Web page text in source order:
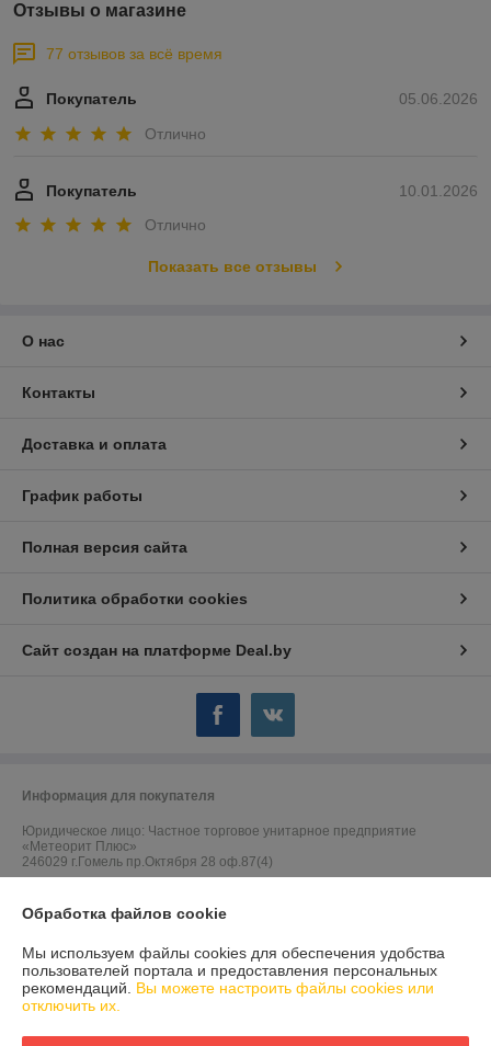
Отзывы о магазине
77 отзывов за всё время
05.06.2026
Покупатель
Отлично
10.01.2026
Покупатель
Отлично
Показать все отзывы
О нас
Контакты
Доставка и оплата
График работы
Полная версия сайта
Политика обработки cookies
Сайт создан на платформе Deal.by
Информация для покупателя
Юридическое лицо: Частное торговое унитарное предприятие
«Метеорит Плюс»
246029 г.Гомель пр.Октября 28 оф.87(4)
Регистрационный орган: Гомельский областной исполнительный
комитет
Обработка файлов cookie
Мы используем файлы cookies для обеспечения удобства
пользователей портала и предоставления персональных
рекомендаций. Вы можете настроить файлы cookies или
отключить их.